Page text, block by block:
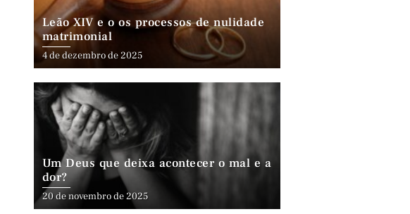
Leão XIV e o os processos de nulidade
matrimonial
4 de dezembro de 2025
Um Deus que deixa acontecer o mal e a
dor?
20 de novembro de 2025